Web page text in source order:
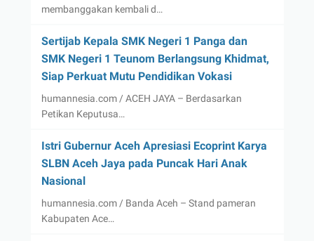
membanggakan kembali d…
Sertijab Kepala SMK Negeri 1 Panga dan
SMK Negeri 1 Teunom Berlangsung Khidmat,
Siap Perkuat Mutu Pendidikan Vokasi
humannesia.com / ACEH JAYA – Berdasarkan
Petikan Keputusa…
Istri Gubernur Aceh Apresiasi Ecoprint Karya
SLBN Aceh Jaya pada Puncak Hari Anak
Nasional
humannesia.com / Banda Aceh – Stand pameran
Kabupaten Ace…